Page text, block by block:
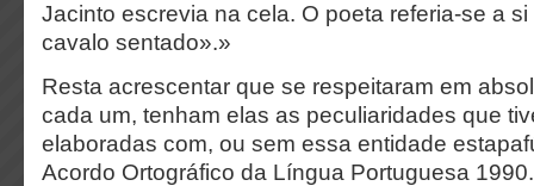
Jacinto escrevia na cela. O poeta referia-se a
cavalo sentado».»
Resta acrescentar que se respeitaram em
cada um, tenham elas as peculiaridades que
elaboradas com, ou sem essa entidade
Acordo Ortográfico da Língua Portuguesa 1990.